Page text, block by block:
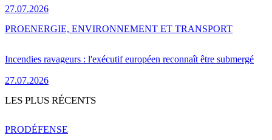
27.07.2026
Incendies ravageurs : l'exécutif européen reconnaît être submergé
27.07.2026
PROENERGIE, ENVIRONNEMENT ET TRANSPORT
LES PLUS RÉCENTS
PRODÉFENSE